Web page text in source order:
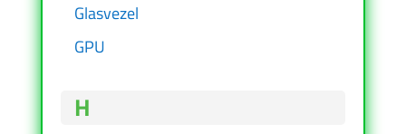
Glasvezel
GPU
H